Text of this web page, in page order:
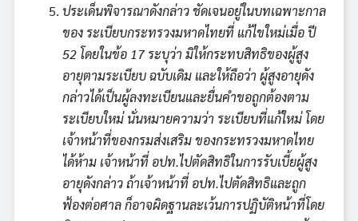
ประเด็นพิจารณาดังกล่าว ชัดเจนอยู่ในบทเฉพาะกาล
ของ ระเบียบกระทรวงมหาดไทยที่ แก้ไขใหม่เมื่อ ปี
52 โดยในข้อ 17 ระบุว่า มิให้กระทบสิทธิของผู้สูง
อายุตามระเบียบ ฉบับเดิม และให้ถือว่า ผู้สูงอายุดัง
กล่าวได้เป็นผู้ลงทะเบียนและยื่นคำขอถูกต้องตาม
ระเบียบใหม่ นั่นหมายความว่า ระเบียบที่แก้ใหม่ โดย
เจ้าหน้าที่ของกรมส่งเสริม ของกระทรวงมหาดไทย
ได้ห้าม เจ้าหน้าที่ อปท.ไปตัดสิทธิในการรับเบี้ยผู้สูง
อายุดังกล่าว ถ้าเจ้าหน้าที่ อปท.ไปตัดสิทธิและถูก
ฟ้องต่อศาล ก็อาจผิดฐานละเว้นการปฏิบัติหน้าที่โดย